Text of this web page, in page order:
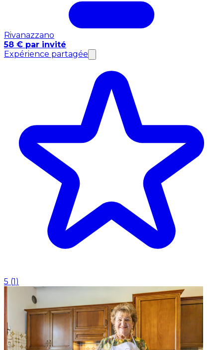
Rivanazzano
58 € par invité
Expérience partagée
5 (1)